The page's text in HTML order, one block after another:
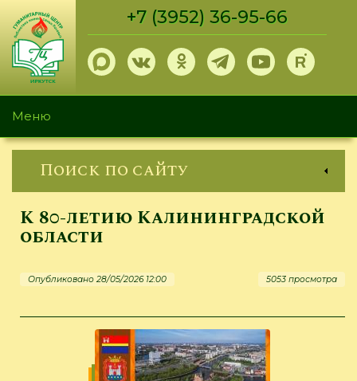
Перейти
основному
содержанию
+7 (3952) 36-95-66
Меню
Поиск по сайту
К 80-летию Калининградской
области
Опубликовано 28/05/2026 12:00 5053 просмотра